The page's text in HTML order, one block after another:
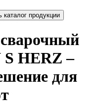
каталог продукции
S HERZ –
для